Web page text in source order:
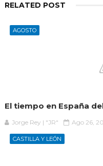
RELATED POST
AGOSTO
El tiempo en España
Jorge Rey | "JR" Ago 26,
CASTILLA Y LEÓN